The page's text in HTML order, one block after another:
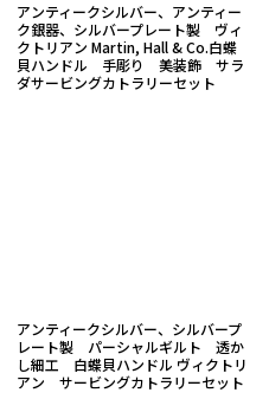
アンティークシルバー、アンティー
ク銀器、シルバープレート製 ヴィ
クトリアン Martin, Hall & Co.白蝶
貝ハンドル 手彫り 美装飾 サラ
ダサービングカトラリーセット
アンティークシルバー、シルバープ
レート製 パーシャルギルト 透か
し細工 白蝶貝ハンドル ヴィクトリ
アン サービングカトラリーセット